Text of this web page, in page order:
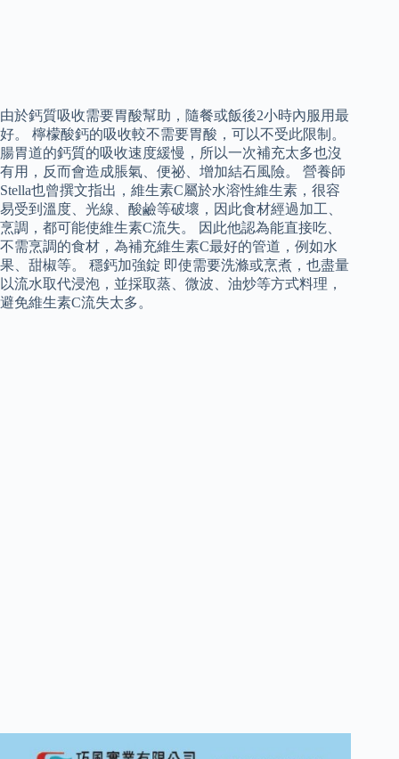
由於鈣質吸收需要胃酸幫助，隨餐或飯後2小時內服用最
好。 檸檬酸鈣的吸收較不需要胃酸，可以不受此限制。
腸胃道的鈣質的吸收速度緩慢，所以一次補充太多也沒
有用，反而會造成脹氣、便祕、增加結石風險。 營養師
Stella也曾撰文指出，維生素C屬於水溶性維生素，很容
易受到溫度、光線、酸鹼等破壞，因此食材經過加工、
烹調，都可能使維生素C流失。 因此他認為能直接吃、
不需烹調的食材，為補充維生素C最好的管道，例如水
果、甜椒等。 穩鈣加強錠 即使需要洗滌或烹煮，也盡量
以流水取代浸泡，並採取蒸、微波、油炒等方式料理，
避免維生素C流失太多。